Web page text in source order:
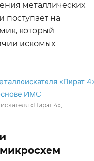
металлических
поступает на
который
искомых
«Пират 4»,